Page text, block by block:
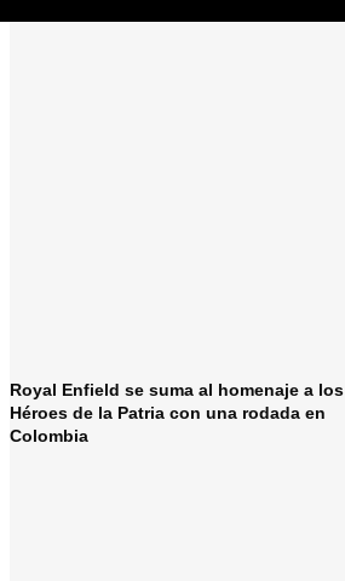
Royal Enfield se suma al homenaje a los
Héroes de la Patria con una rodada en
Colombia